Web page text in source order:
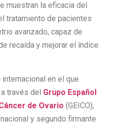
muestran la eficacia del
tratamiento de pacientes
avanzado, capaz de
recaída y mejorar el índice
en el que
través del Grupo Español
de Ovario (GEICO),
y segundo firmante